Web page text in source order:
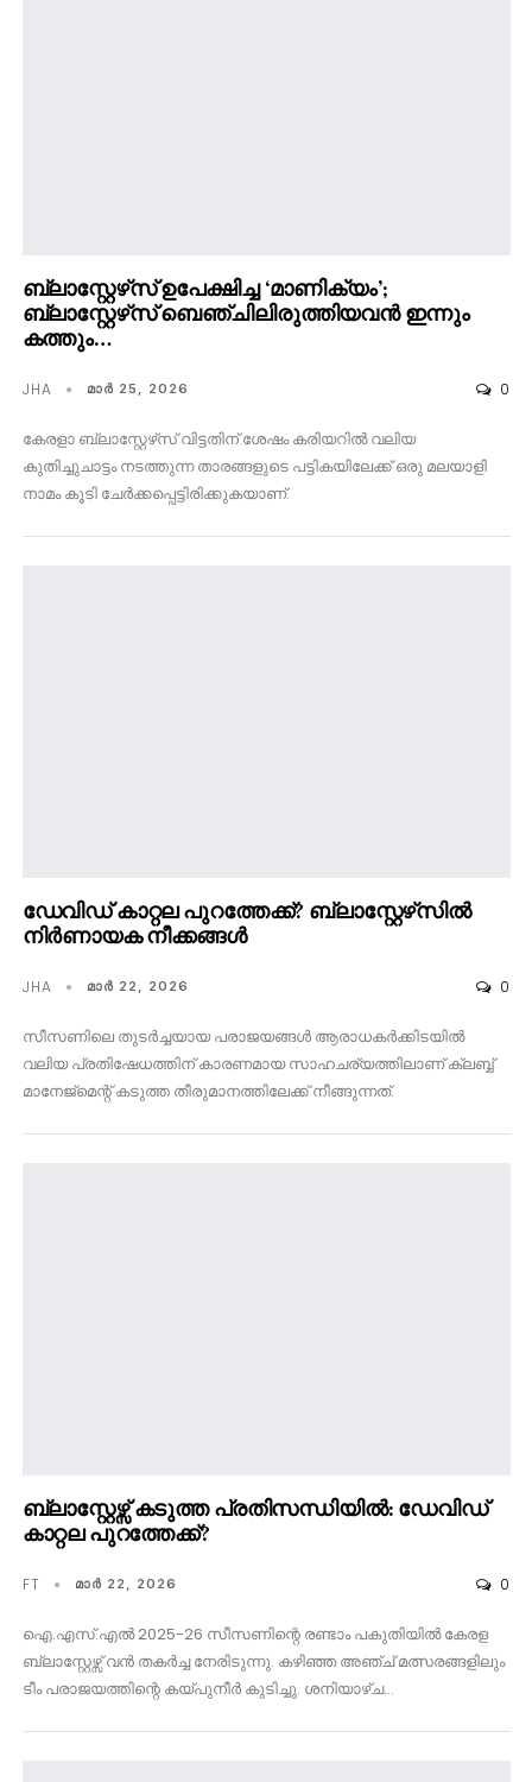
ബ്ലാസ്റ്റേഴ്‌സ് ഉപേക്ഷിച്ച ‘മാണിക്യം’;
ബ്ലാസ്റ്റേഴ്‌സ് ബെഞ്ചിലിരുത്തിയവൻ ഇന്നും
കത്തും…
JHA മാര്‍ 25, 2026 0
കേരളാ ബ്ലാസ്റ്റേഴ്‌സ് വിട്ടതിന് ശേഷം കരിയറിൽ വലിയ
കുതിച്ചുചാട്ടം നടത്തുന്ന താരങ്ങളുടെ പട്ടികയിലേക്ക് ഒരു മലയാളി
നാമം കൂടി ചേർക്കപ്പെട്ടിരിക്കുകയാണ്.
ഡേവിഡ് കാറ്റല പുറത്തേക്ക്? ബ്ലാസ്റ്റേഴ്‌സിൽ
നിർണായക നീക്കങ്ങൾ
JHA മാര്‍ 22, 2026 0
സീസണിലെ തുടർച്ചയായ പരാജയങ്ങൾ ആരാധകർക്കിടയിൽ
വലിയ പ്രതിഷേധത്തിന് കാരണമായ സാഹചര്യത്തിലാണ് ക്ലബ്ബ്
മാനേജ്‌മെന്റ് കടുത്ത തീരുമാനത്തിലേക്ക് നീങ്ങുന്നത്.
ബ്ലാസ്റ്റേഴ്സ് കടുത്ത പ്രതിസന്ധിയിൽ: ഡേവിഡ്
കാറ്റല പുറത്തേക്ക്?
FT മാര്‍ 22, 2026 0
ഐ.എസ്.എൽ 2025-26 സീസണിന്റെ രണ്ടാം പകുതിയിൽ കേരള
ബ്ലാസ്റ്റേഴ്സ് വൻ തകർച്ച നേരിടുന്നു. കഴിഞ്ഞ അഞ്ച് മത്സരങ്ങളിലും
ടീം പരാജയത്തിന്റെ കയ്പുനീർ കുടിച്ചു. ശനിയാഴ്ച…